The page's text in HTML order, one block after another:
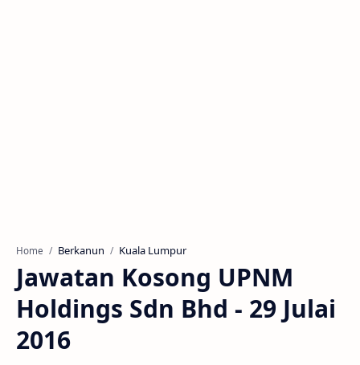
Home Berkanun Kuala Lumpur
Jawatan Kosong UPNM
Holdings Sdn Bhd - 29 Julai
2016